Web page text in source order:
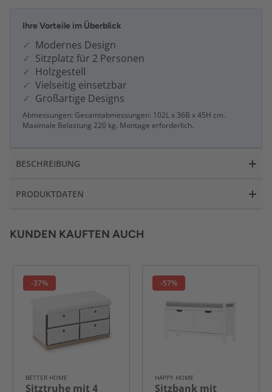
Ihre Vorteile im Überblick
Modernes Design
Sitzplatz für 2 Personen
Holzgestell
Vielseitig einsetzbar
Großartige Designs
Abmessungen: Gesamtabmessungen: 102L x 36B x 45H cm.
Maximale Belastung 220 kg. Montage erforderlich.
BESCHREIBUNG
PRODUKTDATEN
KUNDEN KAUFTEN AUCH
-37%
BETTER HOME
Sitztruhe mit 4
-57%
HAPPY HOME
Sitzbank mit